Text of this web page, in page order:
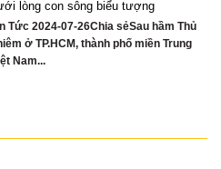
Quỹ căn VipTin Tức 2024-08-28Chia
sẻNHÀ PHỐ BÊN SÔNG HÀN
TOWNHOUSE KINH DOANH THƯƠNG
MẠI...